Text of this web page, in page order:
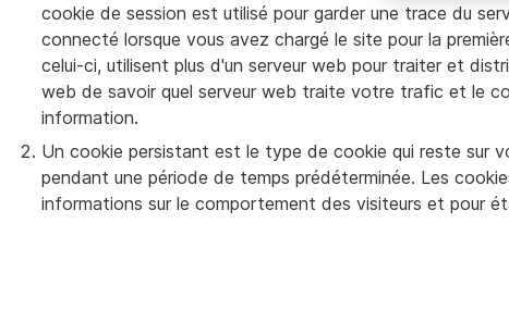
cookie de session est utilisé pour garder une trace du
connecté lorsque vous avez chargé le site pour la
celui-ci, utilisent plus d'un serveur web pour traiter et
web de savoir quel serveur web traite votre trafic et le
information.
Un cookie persistant est le type de cookie qui reste sur
pendant une période de temps prédéterminée. Les
informations sur le comportement des visiteurs et pour